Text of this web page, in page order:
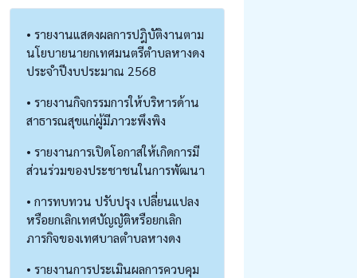
• รายงานแสดงผลการปฎิบัติงานตาม
นโยบายนายกเทศมนตรีตำบลหางดง
ประจำปีงบประมาณ 2568
• รายงานกิจกรรมการให้บริหารด้าน
สาธารณสุขแก่ผู้มีภาวะพึงพิง
• รายงานการเปิดโอกาสให้เกิดการมี
ส่วนร่วมของประชาชนในการพัฒนา
• การทบทวน ปรับปรุง เปลี่ยนแปลง
หรือยกเลิกเทศบัญญัติหรือยกเลิก
ภารกิจของเทศบาลตำบลหางดง
• รายงานการประเมินผลการควบคุม